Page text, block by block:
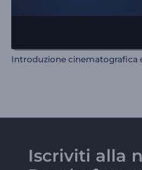
Iscriviti alla